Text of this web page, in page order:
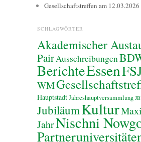
Gesellschaftstreffen am 12.03.2026
SCHLAGWÖRTER
Akademischer
PairAusschreibungen
BerichteEssen
WM
HauptstadtJahreshauptversammlung
JubiläumKultur
JahrNischni